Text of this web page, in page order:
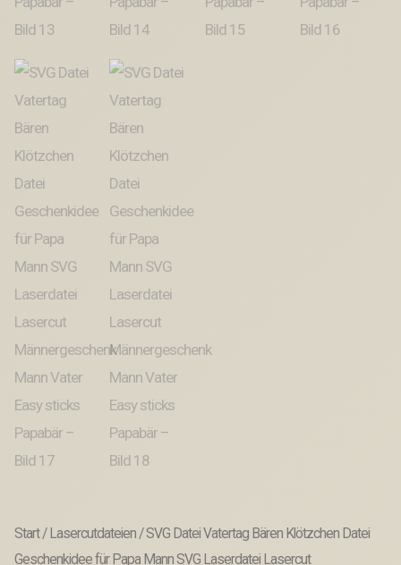
Start/Lasercutdateien/ SVG Datei Vatertag Bären Klötzchen Datei
Geschenkidee für Papa Mann SVG Laserdatei Lasercut